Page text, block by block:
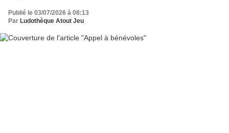
Publié le 03/07/2026 à 08:13
Par Ludothèque Atout Jeu